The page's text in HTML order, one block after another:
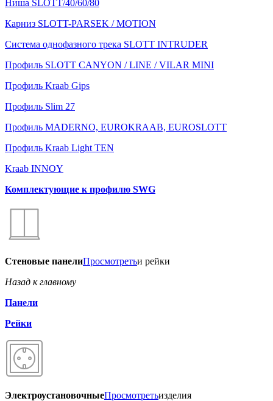
Ниша SLOTT/40/60/80
Карниз SLOTT-PARSEK / MOTION
Система однофазного трека SLOTT INTRUDER
Профиль SLOTT CANYON / LINE / VILAR MINI
Профиль Kraab Gips
Профиль Slim 27
Профиль MADERNO, EUROKRAAB, EUROSLOTT
Профиль Kraab Light TEN
Kraab INNOY
Комплектующие к профилю SWG
Стеновые панелиПросмотретьи рейки
Назад к главному
Панели
Рейки
ЭлектроустановочныеПросмотретьизделия